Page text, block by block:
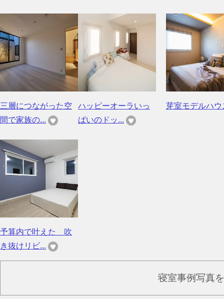
三層につながった空
間で家族の...
ハッピーオーラいっ
ぱいのドッ...
芽室モデルハウ
予算内で叶えた 吹
き抜けリビ...
寝室事例写真